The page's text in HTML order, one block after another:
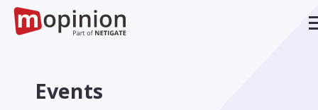
Events